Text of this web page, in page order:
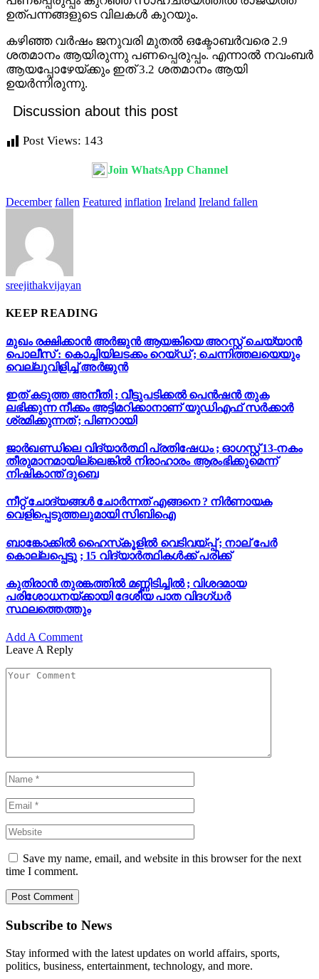
ഉത്പന്നങ്ങളുടെ വിലകൾ കുറയും.
കഴിഞ്ഞ വർഷം ജനുവരി മുതൽ ഒക്ടോബർവരെ 2.9
ശതമാനം ആയിരുന്നു പണപ്പെരുപ്പം. എന്നാൽ നവംബർ
ആയപ്പോഴേയ്ക്കും ഇത് 3.2 ശതമാനം ആയി
ഉയർന്നിരുന്നു.
Discussion about this post
Post Views: 143
Join WhatsApp Channel
December fallen Featured inflation Ireland Ireland fallen
sreejithakvijayan
KEEP READING
മുഖം രക്ഷിക്കാൻ അർജുൻ ആയങ്കിയെ അറസ്റ്റ് ചെയ്യാൻ
പൊലീസ് : കൊച്ചിയിലടക്കം റെയ്ഡ് ; ചെന്നിത്തലയെയും
വെല്ലുവിളിച്ച് അർജുൻ
ഇത് കടുത്ത അനീതി ; വീട്ടുപടിക്കൽ പെൻഷൻ തുക
ലഭിക്കുന്ന നീക്കം അട്ടിമറിക്കാനാണ് യുഡിഎഫ് സർക്കാർ
ശ്രമിക്കുന്നത് ; പിണറായി
ജാർഖണ്ഡിലെ വിദ്യാർത്ഥി പ്രതിഷേധം ; ഓഗസ്റ്റ് 13-നകം
തീരുമാനമായില്ലെങ്കിൽ നിരാഹാരം ആരംഭിക്കുമെന്ന്
നിഷികാന്ത് ദുബെ
നീറ്റ് ചോദ്യങ്ങൾ ചോർന്നത് എങ്ങനെ ? നിർണായക
വെളിപ്പെടുത്തലുമായി സിബിഐ
ബാങ്കോക്കിൽ ഹൈസ്‌കൂളിൽ വെടിവയ്പ്പ് ; നാല് പേർ
കൊല്ലപ്പെട്ടു ; 15 വിദ്യാർത്ഥികൾക്ക് പരിക്ക്
കുതിരാൻ തുരങ്കത്തിൽ മണ്ണിടിച്ചിൽ ; വിശദമായ
പരിശോധനയ്ക്കായി ദേശീയ പാത വിദഗ്ധർ
സ്ഥലത്തെത്തും
Add A Comment
Leave A Reply
Save my name, email, and website in this browser for the next
time I comment.
Subscribe to News
Stay informed with the latest updates on world affairs, sports,
politics, business, entertainment, technology, and more.